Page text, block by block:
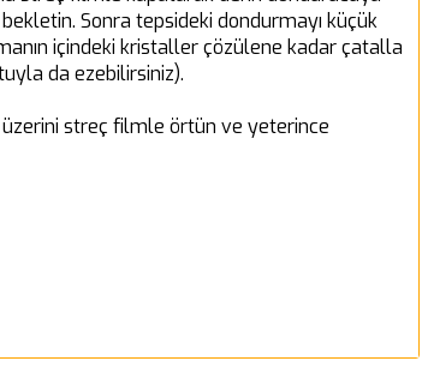
Sonra tepsideki dondurmayı küçük
içindeki kristaller çözülene kadar çatalla
da ezebilirsiniz).
üzerini streç filmle örtün ve yeterince